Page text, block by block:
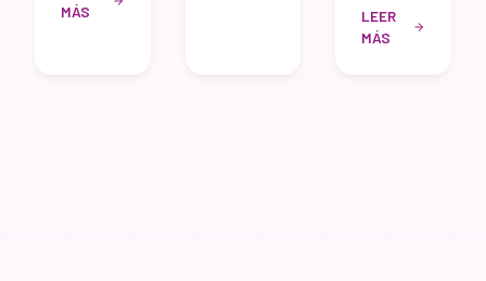
MÁS
LEER
MÁS